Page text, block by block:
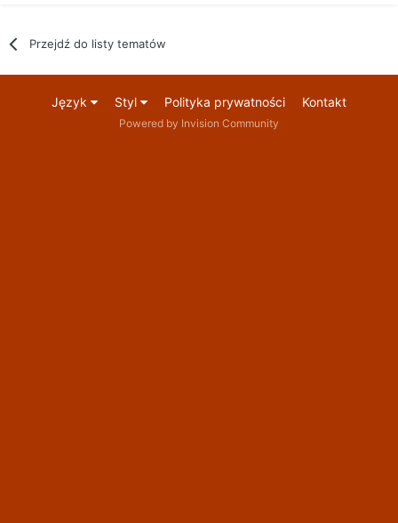
Przejdź do listy tematów
Język Styl Polityka prywatności Kontakt
Powered by Invision Community